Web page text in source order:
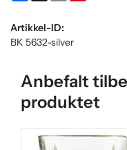
Artikkel-ID:
BK 5632-silver
Anbefalt
produktet